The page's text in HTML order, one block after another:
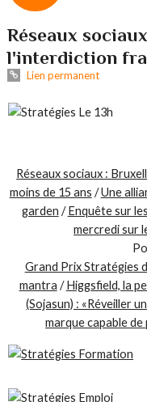
Réseaux
l'interdiction
Lien permanent
Réseaux sociaux :
moins de 15 ans /Une
garden /Enquête sur
mercredi sur
Grand Prix Stratégies
mantra /Higgsfield, la
(Sojasun) : «Réveiller
marque capable